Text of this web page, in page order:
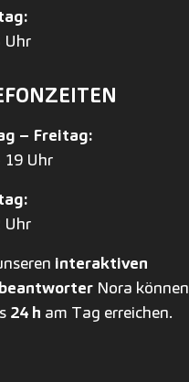
Uhr
– Freitag:
19 Uhr
Uhr
interaktiven
Nora können
24 h am Tag erreichen.